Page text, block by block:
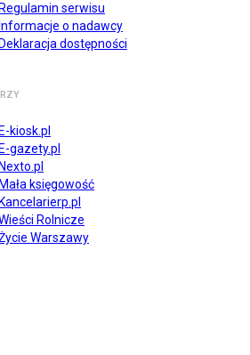
Regulamin serwisu
Informacje o nadawcy
Deklaracja dostępności
E-kiosk.pl
E-gazety.pl
Nexto.pl
Mała księgowość
Kancelarierp.pl
Rolnicze
Warszawy